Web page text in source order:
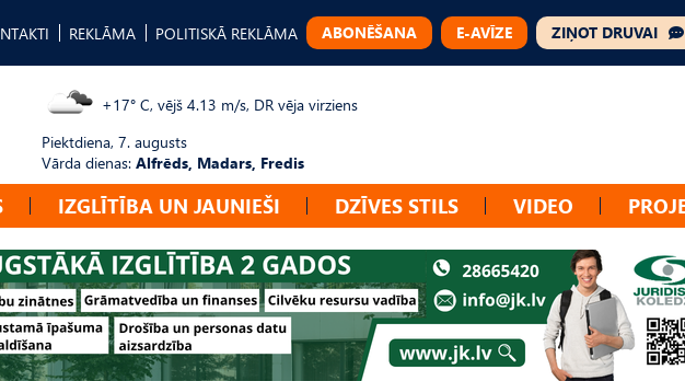
REKLĀMA POLITISKĀ REKLĀMA ABONĒŠANA E-AVĪZE ZIŅOT DRUVAI
+17° C, vējš 4.13 m/s, DR vēja virziens
Piektdiena, 7. augusts
Vārda dienas: Alfrēds, Madars, Fredis
IZGLĪTĪBA UN JAUNIEŠI DZĪVES STILS VIDEO